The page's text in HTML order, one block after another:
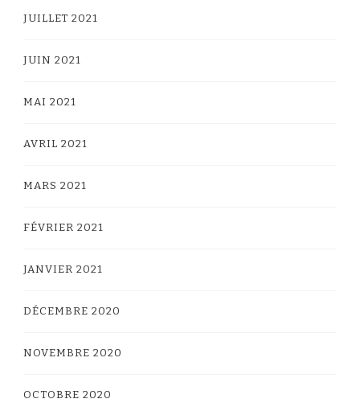
JUILLET 2021
JUIN 2021
MAI 2021
AVRIL 2021
MARS 2021
FÉVRIER 2021
JANVIER 2021
DÉCEMBRE 2020
NOVEMBRE 2020
OCTOBRE 2020